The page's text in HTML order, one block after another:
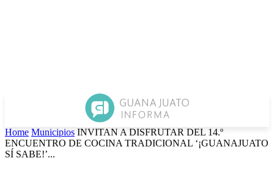
Home Municipios INVITAN A DISFRUTAR DEL 14.º
ENCUENTRO DE COCINA TRADICIONAL ‘¡GUANAJUATO
SÍ SABE!’...